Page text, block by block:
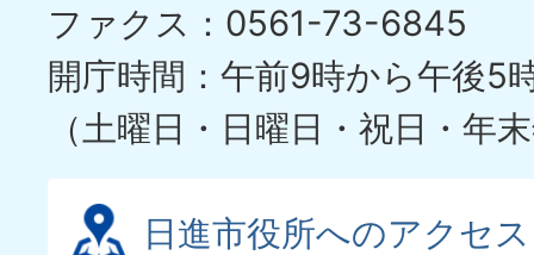
ファクス：0561-73-6845
開庁時間：午前9時から午後5
（土曜日・日曜日・祝日・年
日進市役所へのアクセス